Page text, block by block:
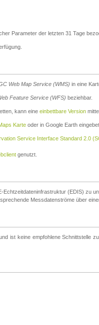
Parameter der letzten 31 Tage
Web Map Service (WMS) in eine
Feature Service (WFS) beziehbar.
kann eine einbettbare Version
Karte oder in Google Earth
Service Interface Standard 2.0
genutzt.
(EDIS) zu
Messdatenströme über
ist keine empfohlene Schnittstelle